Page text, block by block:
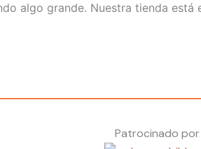
algo grande. Nuestra tienda
Patrocinado por